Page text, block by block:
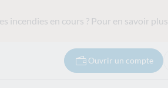
incendies en cours ? Pour en savoir plus
Ouvrir un compte